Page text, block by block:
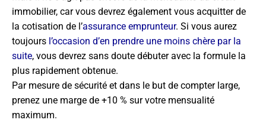
immobilier, car vous devrez également vous acquitter de
la cotisation de l’assurance emprunteur. Si vous aurez
toujours l’occasion d’en prendre une moins chère par la
suite, vous devrez sans doute débuter avec la formule la
plus rapidement obtenue.
Par mesure de sécurité et dans le but de compter large,
prenez une marge de +10 % sur votre mensualité
maximum.